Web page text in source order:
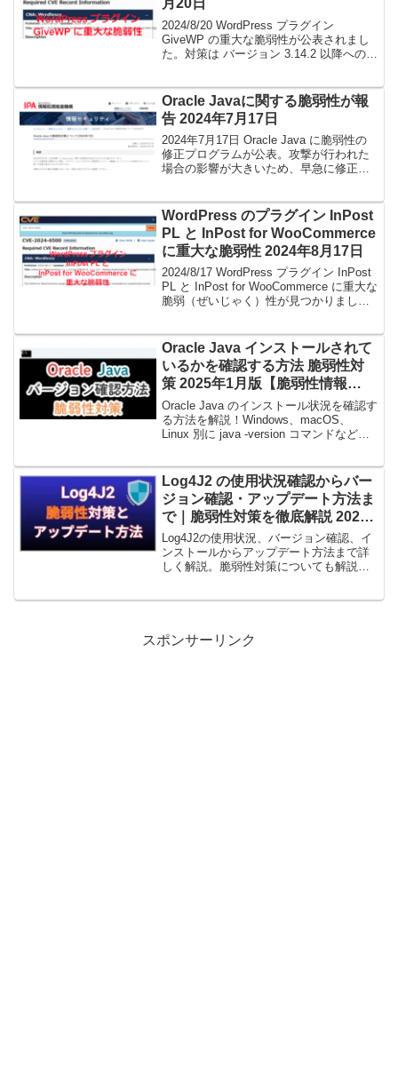
月20日
2024/8/20 WordPress プラグイン
GiveWP の重大な脆弱性が公表されまし
た。対策は バージョン 3.14.2 以降への更
Oracle Javaに関する脆弱性が報
告 2024年7月17日
2024年7月17日 Oracle Java に脆弱性の
修正プログラムが公表。攻撃が行われた
場合の影響が大きいため、早急に修正プ
WordPress のプラグイン InPost
PL と InPost for WooCommerce
に重大な脆弱性 2024年8月17日
2024/8/17 WordPress プラグイン InPost
PL と InPost for WooCommerce に重大な
脆弱（ぜいじゃく）性が見つかりまし
WooCommerceは修正情報は見つかりま
せんでした。
Oracle Java インストールされて
いるかを確認する方法 脆弱性対
策 2025年1月版【脆弱性情報
2025年1月22日】
Oracle Java のインストール状況を確認す
る方法を解説！Windows、macOS、
Linux 別に java -version コマンドなどに
Log4J2 の使用状況確認からバー
ジョン確認・アップデート方法ま
で｜脆弱性対策を徹底解説 2025
年2月版
Log4J2の使用状況、バージョン確認、イ
ンストールからアップデート方法まで詳
しく解説。脆弱性対策についても解説し
スポンサーリンク